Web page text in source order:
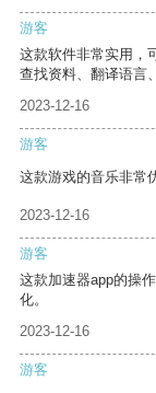
游客
这款软件非常实用，
查找资料、翻译语言
2023-12-16
游客
这款游戏的音乐非常
2023-12-16
游客
这款加速器app的操
化。
2023-12-16
游客